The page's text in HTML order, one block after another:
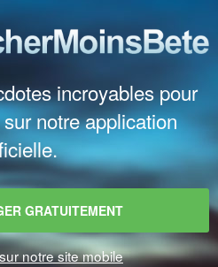
incroyables pour
notre application
GRATUITEMENT
notre site mobile